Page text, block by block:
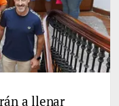
a llenar